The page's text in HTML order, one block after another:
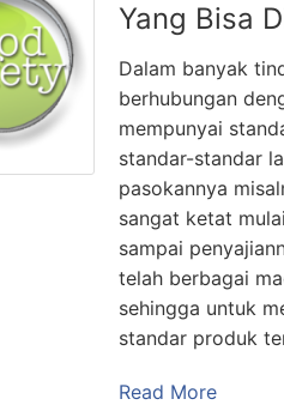
Yang Bisa
Dalam banyak
berhubungan
mempunyai
standar-standar
pasokannya
sangat ketat
sampai
telah berbagai
sehingga untuk
standar produk
Read More